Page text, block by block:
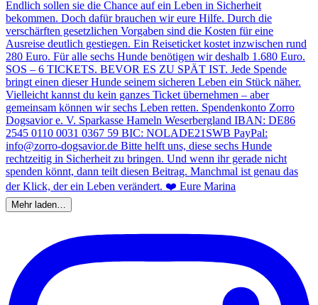
Mehr laden…